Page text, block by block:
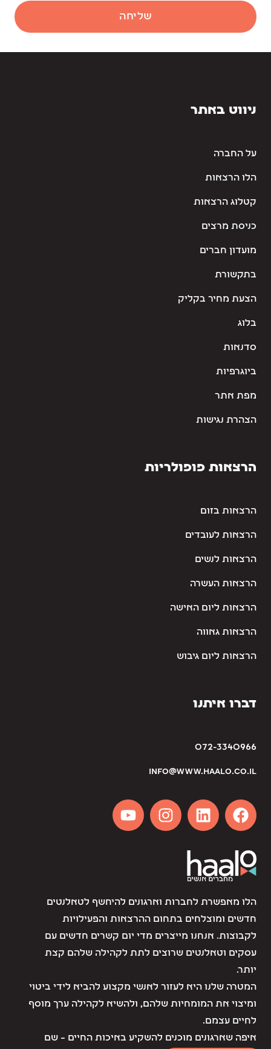
שליחה
ניווט באתר
על החברה
הלו הרצאות
קטלוג הרצאות
כניסת מרצים
מועדון חברים
בתקשורת
הצעת מחיר בקליק
בלוג
סדנאות
ביוגרפיות
מפת אתר
הצהרת נגישות
הרצאות פופולריות
הרצאות בזום
הרצאות לעובדים
הרצאות לנשים
הרצאות העשרה
הרצאות ליום האישה
הרצאות גאווה
הרצאות ליום גיבוש
דברו איתנו
072-3340966
info@www.haalo.co.il
הלו מאפשרת לחברות וארגונים להיחשף לטאלנטים
חדשים ומוצלחים בתחום ההרצאות והפעילויות
לקבוצות. אנחנו מייצרים מדי יום קשרים חדשים עם
עסקים וטאלנטים שרוצים לתת לקהילה שלהם קצת
יותר.
המטרה שלנו היא לעזור לאנשי מקצוע להביא לידי ביטוי
ומיצוי את המומחיות שלהם, ולהשיא לקהילה ערך מוסף
לחיים עצמם.
איפה שארגונים מוכנים להשקיע באיכות החיים – שם